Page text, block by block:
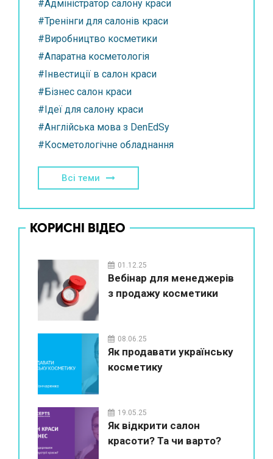
#Адміністратор салону краси
#Тренінги для салонів краси
#Виробництво косметики
#Апаратна косметологія
#Інвестиції в салон краси
#Бізнес салон краси
#Ідеї для салону краси
#Англійська мова з DenEdSy
#Косметологічне обладнання
Всі теми
КОРИСНІ ВІДЕО
01.12.25
Вебінар для менеджерів
з продажу косметики
08.06.25
Як продавати українську
косметику
19.05.25
Як відкрити салон
красоти? Та чи варто?